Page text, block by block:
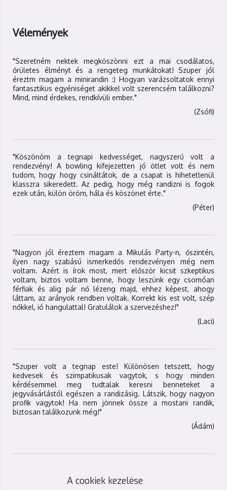
Vélemények
"Szeretném nektek megköszönni ezt a mai csodálatos,
őrületes élményt és a rengeteg munkátokat! Szuper jól
éreztm magam a minirandin :) Hogyan varázsoltatok ennyi
fantasztikus egyéniséget akikkel volt szerencsém találkozni?
Mind, mind érdekes, rendkívüli ember."
(Zsófi)
"Köszönöm a tegnapi kedvességet, nagyszerű volt a
rendezvény! A bowling kifejezetten jó ötlet volt és nem
tudom, hogy hogy csináltátok, de a csapat is hihetetlenül
klasszra sikeredett. Az pedig, hogy még randizni is fogok
ezek után, külön öröm, hála és köszönet érte."
(Péter)
"Nagyon jól éreztem magam a Mikulás Party-n, őszintén,
ilyen nagy szabású ismerkedős rendezvényen még nem
voltam. Azért is írok most, mert először kicsit szkeptikus
voltam, biztos voltam benne, hogy leszünk egy csomóan
férfiak és alig pár nő lézeng majd, ehhez képest, ahogy
láttam, az arányok rendben voltak. Korrekt kis est volt, szép
nőkkel, ió hangulattal! Gratulálok a szervezéshez!"
(Laci)
"Szuper volt a tegnap este! Különösen tetszett, hogy
kedvesek és szimpatikusak vagytok, s hogy minden
kérdésemmel meg tudtalak keresni benneteket a
jegyvásárlástól egészen a randizásig. Látszik, hogy nagyon
profik vagytok! Ha nem jönnek össze a mostani randik,
biztosan találkozunk még!"
(Ádám)
A cookiek kezelése